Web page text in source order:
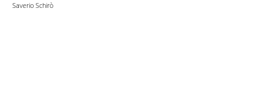
Saverio Schirò